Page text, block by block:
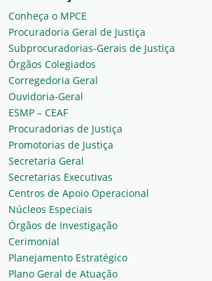
Conheça o MPCE
Procuradoria Geral de Justiça
Subprocuradorias-Gerais de Justiça
Órgãos Colegiados
Corregedoria Geral
Ouvidoria-Geral
ESMP – CEAF
Procuradorias de Justiça
Promotorias de Justiça
Secretaria Geral
Secretarias Executivas
Centros de Apoio Operacional
Núcleos Especiais
Órgãos de Investigação
Cerimonial
Planejamento Estratégico
Plano Geral de Atuação